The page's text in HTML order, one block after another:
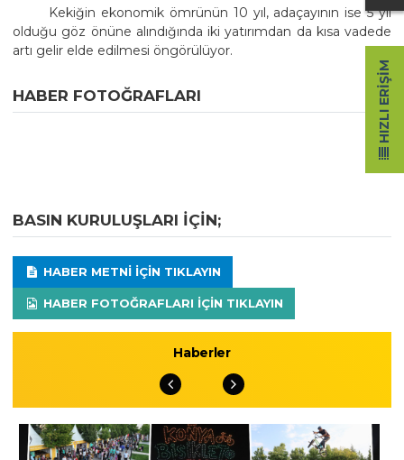
Kekiğin ekonomik ömrünün 10 yıl, adaçayının ise 5 yıl
olduğu göz önüne alındığında iki yatırımdan da kısa vadede
artı gelir elde edilmesi öngörülüyor.
HABER FOTOĞRAFLARI
BASIN KURULUŞLARI IÇIN;
HABER METNI IÇIN TIKLAYIN
HABER FOTOĞRAFLARI IÇIN TIKLAYIN
Haberler
HIZLI ERIŞIM